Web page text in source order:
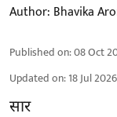
Author: Bhavika
Published on:08 Oct
Updated on:18 Jul
सार